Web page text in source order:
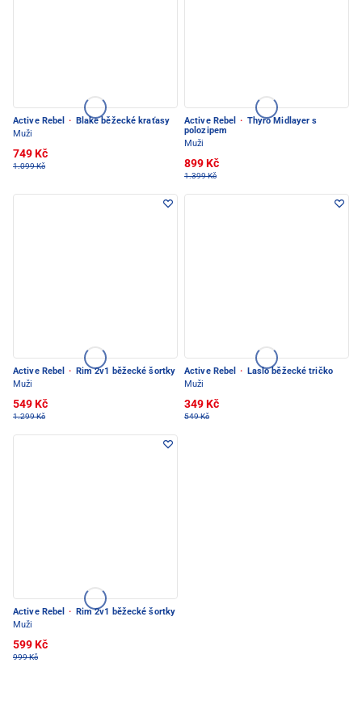
Active Rebel ·
Blake běžecké kraťasy
Muži
749 Kč
1.099 Kč
Active Rebel · Thyro Midlayer s
polozipem
Muži
899 Kč
1.399 Kč
Active Rebel ·
Rim 2v1 běžecké šortky
Muži
549 Kč
1.299 Kč
Active Rebel ·
Laslo běžecké tričko
Muži
349 Kč
549 Kč
Active Rebel ·
Rim 2v1 běžecké šortky
Muži
599 Kč
999 Kč